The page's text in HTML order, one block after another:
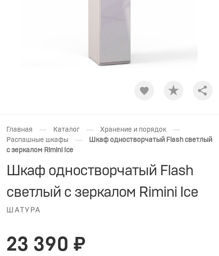
Главная — Каталог — Хранение и порядок —
Распашные шкафы —
Шкаф одностворчатый Flash светлый
с зеркалом Rimini Ice
Шкаф одностворчатый Flash
светлый с зеркалом Rimini Ice
ШАТУРА
23 390 ₽